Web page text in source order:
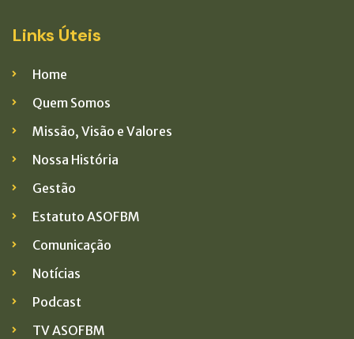
Links Úteis
Home
Quem Somos
Missão, Visão e Valores
Nossa História
Gestão
Estatuto ASOFBM
Comunicação
Notícias
Podcast
TV ASOFBM